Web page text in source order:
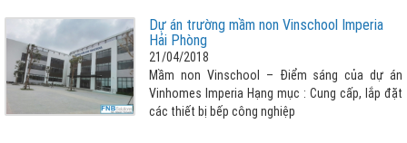
Dự án trường mầm non Vinschool Imperia
Hải Phòng
21/04/2018
Mầm non Vinschool – Điểm sáng của dự án
Vinhomes Imperia Hạng mục : Cung cấp, lắp đặt
các thiết bị bếp công nghiệp